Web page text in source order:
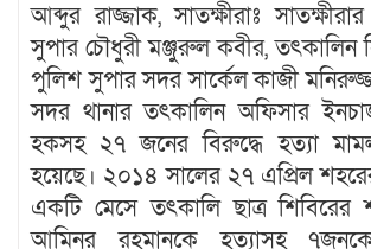
আব্দুর রাজ্জাক, সাতক্ষীরাঃ
সুপার চৌধুরী মঞ্জুরুল কবীর, তৎকালিন
পুলিশ সুপার সদর সার্কেল কাজী
সদর থানার তৎকালিন অফিসার
হকসহ ২৭ জনের বিরুদ্ধে হত্যা
হয়েছে। ২০১৪ সালের ২৭ এপ্রিল
একটি মেসে তৎকালি ছাত্র শিবিরের
আমিনুর রহমানকে হত্যাসহ